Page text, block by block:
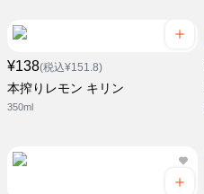
¥138(税込¥151.8)
本搾りレモン キリン
350ml